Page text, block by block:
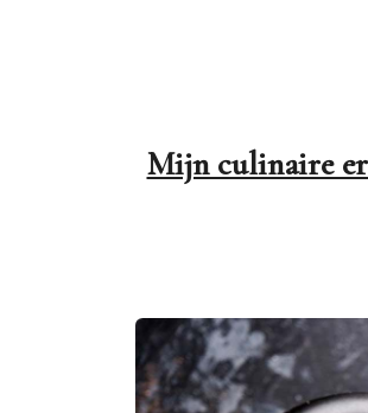
Mijn culinaire